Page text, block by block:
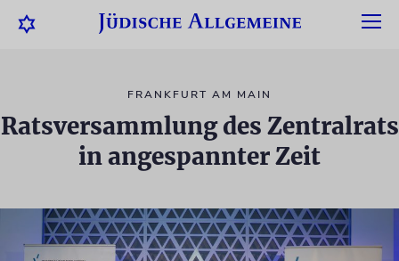
FRANKFURT AM MAIN
Ratsversammlung des Zentralrats
in angespannter Zeit